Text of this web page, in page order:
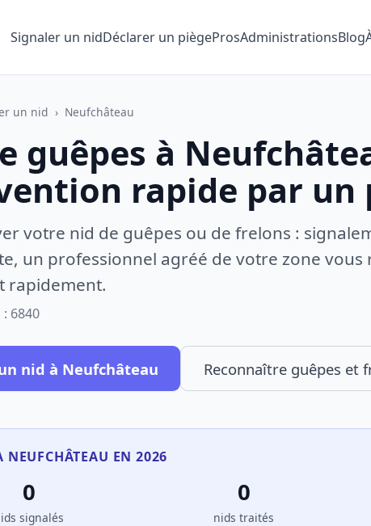
Signaler un nidDéclarer un piègeProsAdministrationsBlog
un nid › Neufchâteau
guêpes à
rapide par un
votre nid de guêpes ou de frelons :
un professionnel agréé de votre zone vous
rapidement.
6840
nid à Neufchâteau Reconnaître guêpes et
NEUFCHÂTEAU EN 2026
0
signalés
0
nids traités